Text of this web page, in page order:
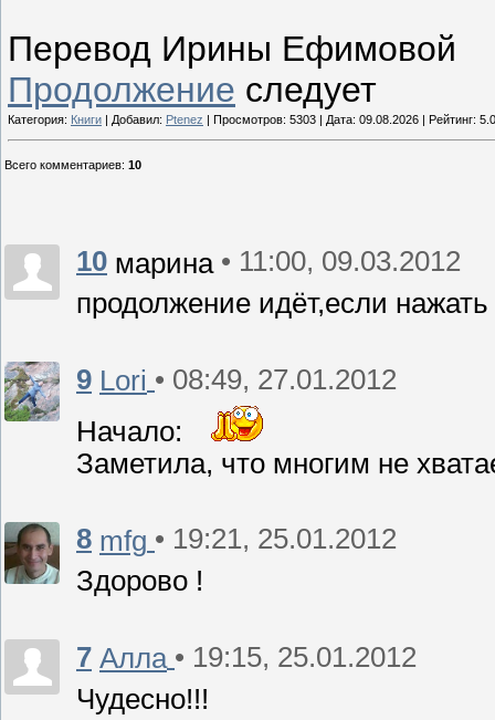
Перевод Ирины Ефимовой
Продолжение следует
Категория: Книги | Добавил: Ptenez | Просмотров: 5303 | Дата: 09.08.2026 | Рейтинг:
Всего комментариев: 10
10 марина • 11:00, 09.03.2012
продолжение идёт,если
9 Lori • 08:49, 27.01.2012
Начало:
Заметила, что многим не
8 mfg • 19:21, 25.01.2012
Здорово !
7 Алла • 19:15, 25.01.2012
Чудесно!!!